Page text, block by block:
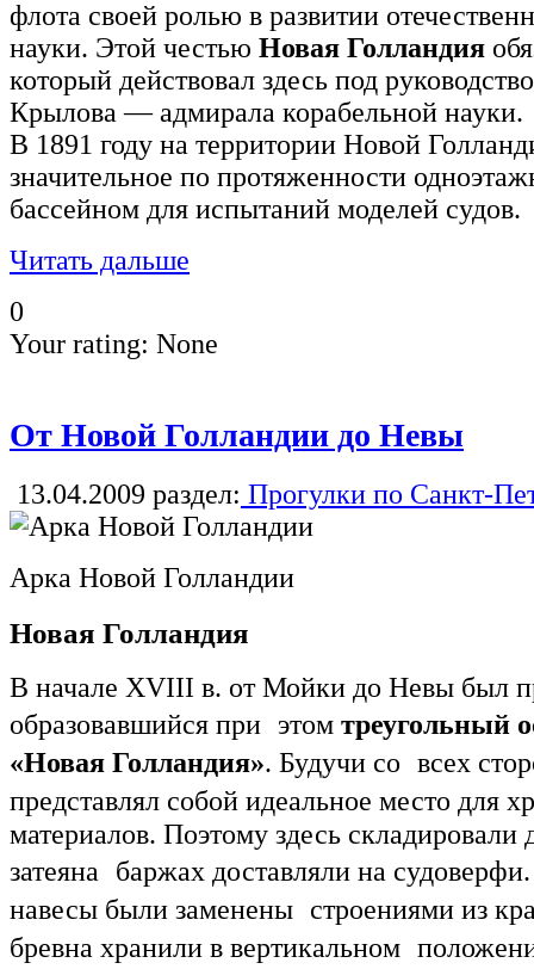
флота своей ролью в развитии
науки. Этой честью Новая Голландия
который действовал здесь под
Крылова — адмирала корабельной науки.
В 1891 году на территории Новой
значительное по протяженности
бассейном для испытаний моделей судов.
Читать дальше
0
Your rating: None
От Новой Голландии до Невы
13.04.2009 раздел: Прогулки по Санкт-
Арка Новой Голландии
Новая Голландия
В начале XVIII в. от Мойки до Невы был
образовавшийся при этом треугольный
«Новая Голландия». Будучи со всех
представлял собой идеальное место для
материалов. Поэтому здесь складировали
затеяна баржах доставляли на
навесы были заменены строениями из
бревна хранили в вертикальном